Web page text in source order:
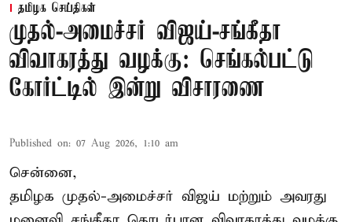
தமிழக செய்திகள்
முதல்-அமைச்சர் விஜய்-சங்கீதா
விவாகரத்து வழக்கு: செங்கல்பட்டு
கோர்ட்டில் இன்று விசாரணை
Published on: 07 Aug 2026, 1:10 am
சென்னை,
தமிழக முதல்-அமைச்சர் விஜய் மற்றும் அவரது